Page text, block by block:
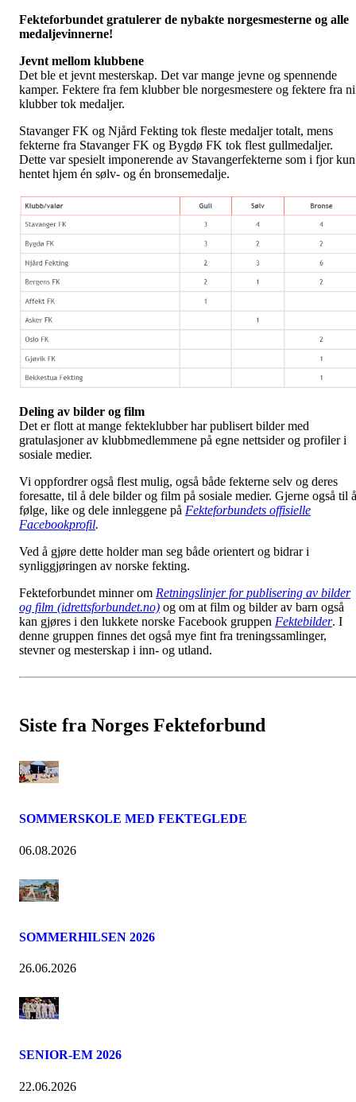
Fekteforbundet gratulerer de nybakte norgesmesterne og alle
medaljevinnerne!
Jevnt mellom klubbene
Det ble et jevnt mesterskap. Det var mange jevne og spennende
kamper. Fektere fra fem klubber ble norgesmestere og fektere fra ni
klubber tok medaljer.
Stavanger FK og Njård Fekting tok fleste medaljer totalt, mens
fekterne fra Stavanger FK og Bygdø FK tok flest gullmedaljer.
Dette var spesielt imponerende av Stavangerfekterne som i fjor kun
hentet hjem én sølv- og én bronsemedalje.
Deling av bilder og film
Det er flott at mange fekteklubber har publisert bilder med
gratulasjoner av klubbmedlemmene på egne nettsider og profiler i
sosiale medier.
Vi oppfordrer også flest mulig, også både fekterne selv og deres
foresatte, til å dele bilder og film på sosiale medier. Gjerne også til å
følge, like og dele innleggene på Fekteforbundets offisielle
Facebookprofil.
Ved å gjøre dette holder man seg både orientert og bidrar i
synliggjøringen av norske fekting.
Fekteforbundet minner om Retningslinjer for publisering av bilder
og film (idrettsforbundet.no) og om at film og bilder av barn også
kan gjøres i den lukkete norske Facebook gruppen Fektebilder. I
denne gruppen finnes det også mye fint fra treningssamlinger,
stevner og mesterskap i inn- og utland.
Siste fra Norges Fekteforbund
SOMMERSKOLE MED FEKTEGLEDE
06.08.2026
SOMMERHILSEN 2026
26.06.2026
SENIOR-EM 2026
22.06.2026